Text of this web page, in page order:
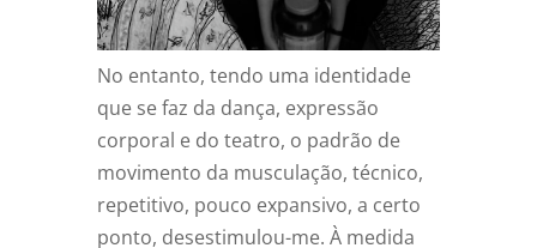
No entanto, tendo uma identidade
que se faz da dança, expressão
corporal e do teatro, o padrão de
movimento da musculação, técnico,
repetitivo, pouco expansivo, a certo
ponto, desestimulou-me. À medida